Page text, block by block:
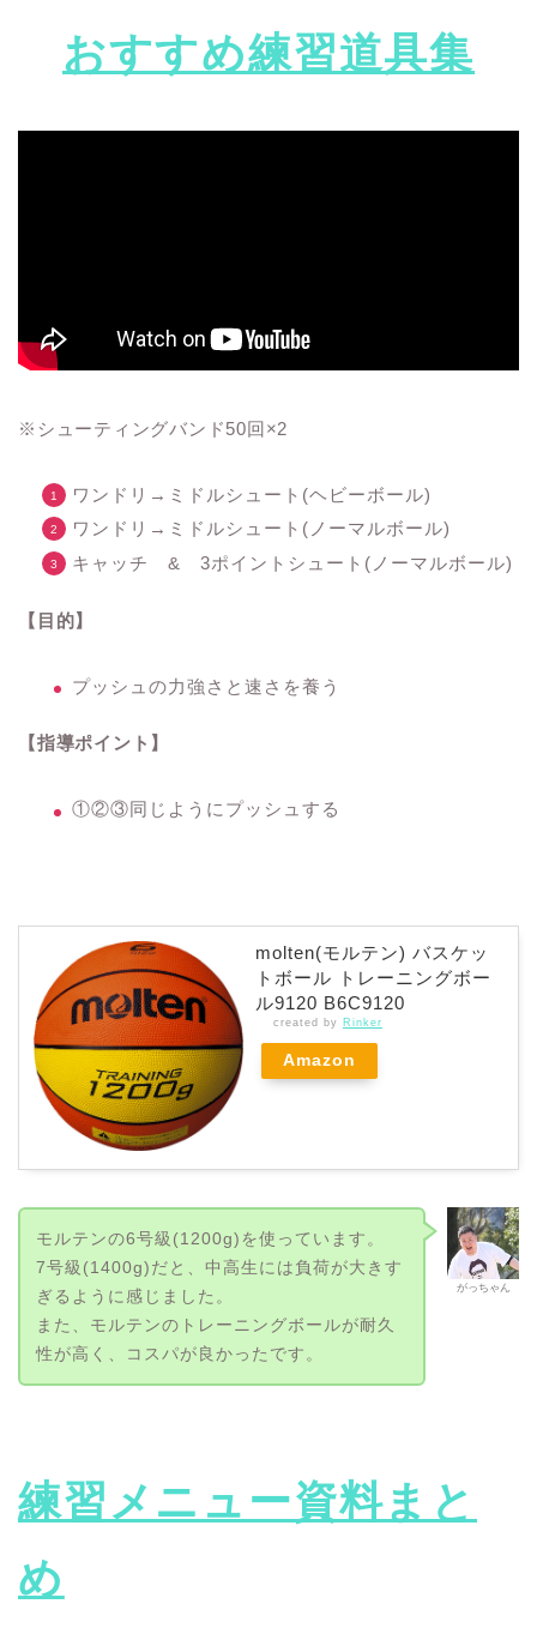
おすすめ練習道具集
※シューティングバンド50回×2
ワンドリ→ミドルシュート(ヘビーボール)
ワンドリ→ミドルシュート(ノーマルボール)
キャッチ & 3ポイントシュート(ノーマルボール)
【目的】
プッシュの力強さと速さを養う
【指導ポイント】
①②③同じようにプッシュする
molten(モルテン) バスケッ
トボール トレーニングボー
ル9120 B6C9120
created by Rinker
Amazon
がっちゃん
モルテンの6号級(1200g)を使っています。
7号級(1400g)だと、中高生には負荷が大きす
ぎるように感じました。
また、モルテンのトレーニングボールが耐久
性が高く、コスパが良かったです。
練習メニュー資料まと
め